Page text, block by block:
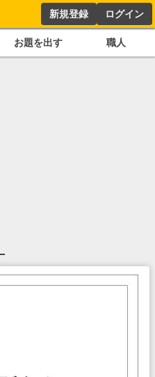
新規登録 ログイン
お題を出す 職人